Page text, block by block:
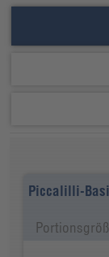
Piccalilli-